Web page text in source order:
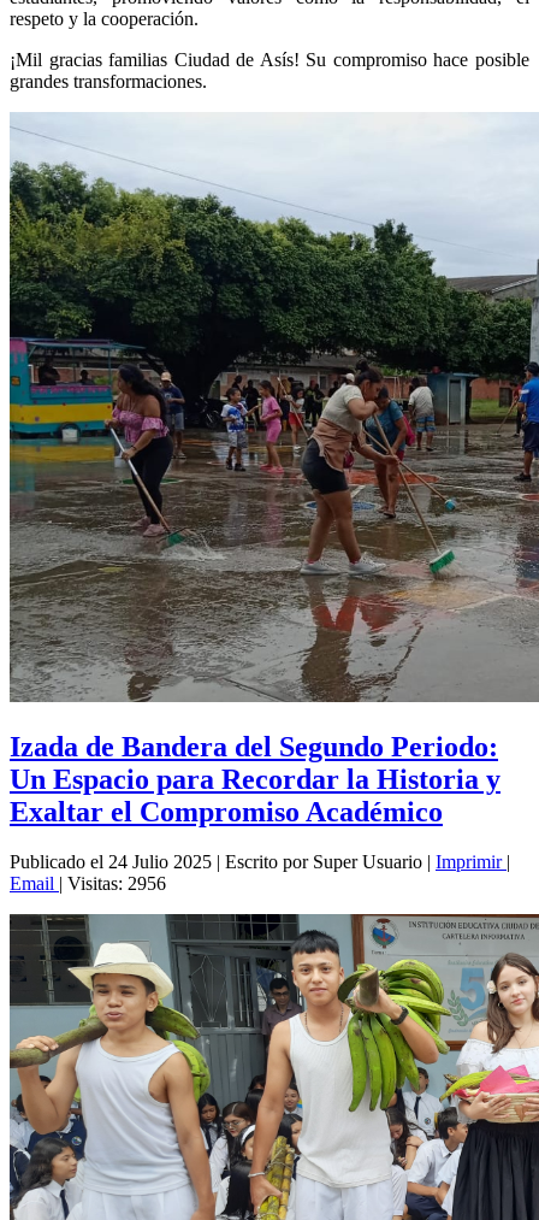
respeto y la cooperación.
¡Mil gracias familias Ciudad de Asís! Su compromiso hace posible
grandes transformaciones.
Izada de Bandera del Segundo Periodo:
Un Espacio para Recordar la Historia y
Exaltar el Compromiso Académico
Publicado el 24 Julio 2025 | Escrito por Super Usuario | Imprimir |
Email | Visitas: 2956